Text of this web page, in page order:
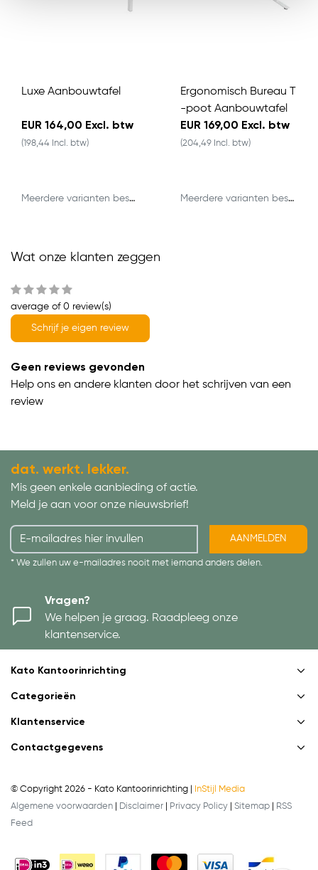
Luxe Aanbouwtafel
EUR 164,00 Excl. btw
(198,44 Incl. btw)
Meerdere varianten beschikbaar
Ergonomisch Bureau T
-poot Aanbouwtafel
EUR 169,00 Excl. btw
(204,49 Incl. btw)
Meerdere varianten beschikbaar
Wat onze klanten zeggen
average of 0 review(s)
Schrijf je eigen review
Geen reviews gevonden
Help ons en andere klanten door het schrijven van een
review
dat. werkt. lekker.
Mis geen enkele aanbieding of actie.
Meld je aan voor onze nieuwsbrief!
AANMELDEN
* We zullen uw e-mailadres nooit met iemand anders delen.
Vragen?
We helpen je graag. Raadpleeg onze
klantenservice.
Kato Kantoorinrichting
Categorieën
Klantenservice
Contactgegevens
© Copyright 2026 - Kato Kantoorinrichting |
InStijl Media
Algemene voorwaarden
Disclaimer Privacy Policy Sitemap
RSS
Feed